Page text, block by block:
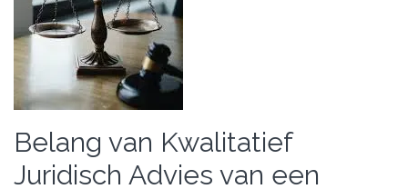
Belang van Kwalitatief
Juridisch Advies van een